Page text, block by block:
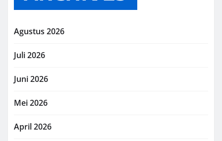
Agustus 2026
Juli 2026
Juni 2026
Mei 2026
April 2026